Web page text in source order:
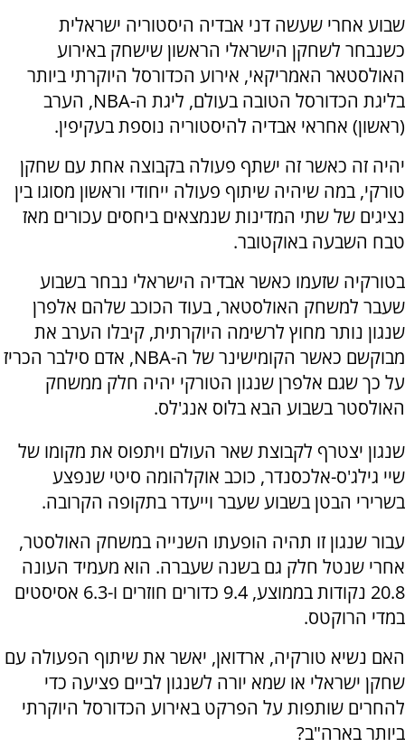
שבוע אחרי שעשה דני אבדיה היסטוריה ישראלית
כשנבחר לשחקן הישראלי הראשון שישחק באירוע
האולסטאר האמריקאי, אירוע הכדורסל היוקרתי ביותר
בליגת הכדורסל הטובה בעולם, ליגת ה-NBA, הערב
(ראשון) אחראי אבדיה להיסטוריה נוספת בעקיפין.
יהיה זה כאשר זה ישתף פעולה בקבוצה אחת עם שחקן
טורקי, במה שיהיה שיתוף פעולה ייחודי וראשון מסוגו בין
נציגים של שתי המדינות שנמצאים ביחסים עכורים מאז
טבח השבעה באוקטובר.
בטורקיה שזעמו כאשר אבדיה הישראלי נבחר בשבוע
שעבר למשחק האולסטאר, בעוד הכוכב שלהם אלפרן
שנגון נותר מחוץ לרשימה היוקרתית, קיבלו הערב את
מבוקשם כאשר הקומישינר של ה-NBA, אדם סילבר הכריז
על כך שגם אלפרן שנגון הטורקי יהיה חלק ממשחק
האולסטר בשבוע הבא בלוס אנג'לס.
שנגון יצטרף לקבוצת שאר העולם ויתפוס את מקומו של
שיי גילג'ס-אלכסנדר, כוכב אוקלהומה סיטי שנפצע
בשרירי הבטן בשבוע שעבר וייעדר בתקופה הקרובה.
עבור שנגון זו תהיה הופעתו השנייה במשחק האולסטר,
אחרי שנטל חלק גם בשנה שעברה. הוא מעמיד העונה
20.8 נקודות בממוצע, 9.4 כדורים חוזרים ו-6.3 אסיסטים
במדי הרוקטס.
האם נשיא טורקיה, ארדואן, יאשר את שיתוף הפעולה עם
שחקן ישראלי או שמא יורה לשנגון לביים פציעה כדי
להחרים שותפות על הפרקט באירוע הכדורסל היוקרתי
ביותר בארה"ב?